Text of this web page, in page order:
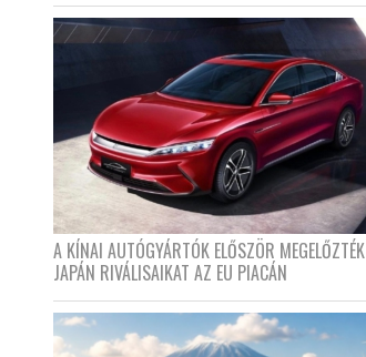
A KÍNAI AUTÓGYÁRTÓK ELŐSZÖR MEGELŐZTÉK
JAPÁN RIVÁLISAIKAT AZ EU PIACÁN